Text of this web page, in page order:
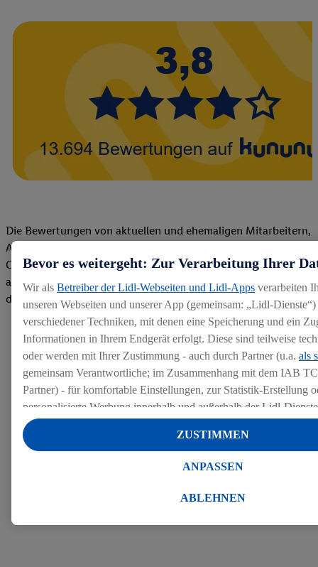
Die Bewertungen von aktuellen und ehemaligen Mitarbeitern,
Azubis und externen Bewerbern haben uns zu einer Top
Company gemacht. Wir freuen uns über unseren guten Score
auf dem Arbeitgeber-Bewertungsportal kununu.Hier geht's zu
den Bewertungen
Bevor es weitergeht: Zur Verarbeitung Ihrer
Wir als Betreiber der Lidl-Webseiten und Lidl-Apps verarbeiten
unseren Webseiten und unserer App (gemeinsam: „Lidl-
verschiedener Techniken, mit denen eine Speicherung und ein
Informationen in Ihrem Endgerät erfolgt. Diese sind teilweise
oder werden mit Ihrer Zustimmung - auch durch Partner (u.a. als
gemeinsam Verantwortliche; im Zusammenhang mit dem IAB
Partner) - für komfortable Einstellungen, zur Statistik-Erstellung
personalisierte Werbung innerhalb und außerhalb der Lidl-
Datenverarbeitungen für personalisierte Werbung werden
Werbung auszusteuern und um Dritten die Ausspielung von
werden für diese Zwecke auch Daten aus Ihrem Filial-
Diensten zur Verfügung gestellt, damit dieser alseigenständig
ABLEHNEN
ANPASSEN
ZUSTIMMEN